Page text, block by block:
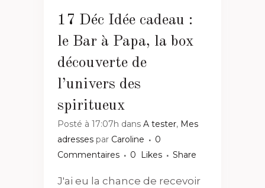
17 Déc Idée cadeau :
le Bar à Papa, la box
découverte de
l’univers des
spiritueux
Posté à 17:07h dans A tester, Mes
adresses par Caroline
0
Commentaires
0 Likes Share
J'ai eu la chance de recevoir